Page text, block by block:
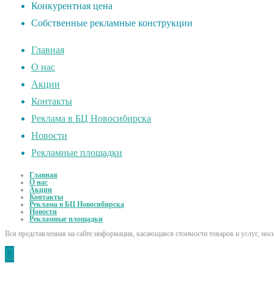
Конкурентная цена
Собственные рекламные конструкции
Главная
О нас
Акции
Контакты
Реклама в БЦ Новосибирска
Новости
Рекламные площадки
Главная
О нас
Акции
Контакты
Реклама в БЦ Новосибирска
Новости
Рекламные площадки
Вся представленная на сайте информация, касающаяся стоимости товаров и услуг,